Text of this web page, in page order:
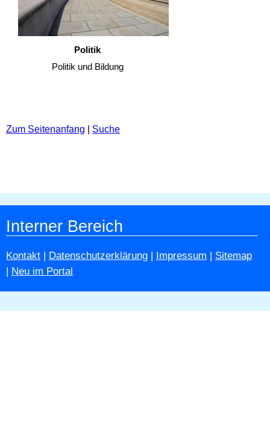
Politik
Politik und Bildung
Zum Seitenanfang Suche
Interner Bereich
Kontakt Datenschutzerklärung Impressum
Sitemap
Neu im Portal